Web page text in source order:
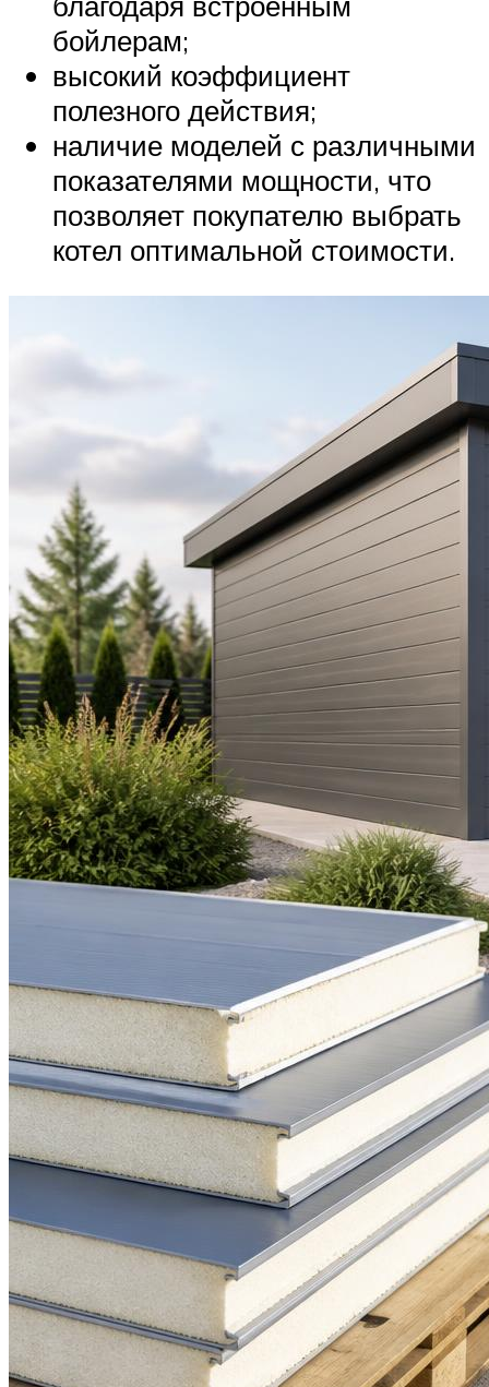
бойлерам;
высокий коэффициент
полезного действия;
наличие моделей с различными
показателями мощности, что
позволяет покупателю выбрать
котел оптимальной стоимости.